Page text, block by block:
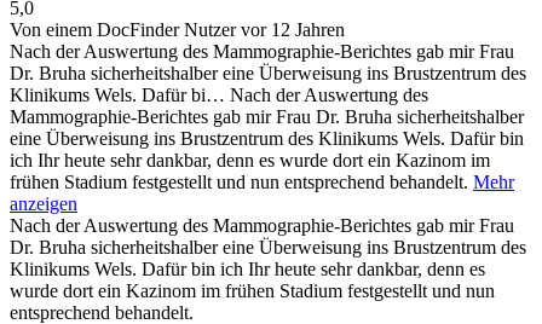
5,0
Von einem DocFinder Nutzervor 12 Jahren
Nach der Auswertung des Mammographie-Berichtes gab mir Frau
Dr. Bruha sicherheitshalber eine Überweisung ins Brustzentrum des
Klinikums Wels. Dafür bi… Nach der Auswertung des
Mammographie-Berichtes gab mir Frau Dr. Bruha sicherheitshalber
eine Überweisung ins Brustzentrum des Klinikums Wels. Dafür bin
ich Ihr heute sehr dankbar, denn es wurde dort ein Kazinom im
frühen Stadium festgestellt und nun entsprechend behandelt. Mehr
anzeigen
Nach der Auswertung des Mammographie-Berichtes gab mir Frau
Dr. Bruha sicherheitshalber eine Überweisung ins Brustzentrum des
Klinikums Wels. Dafür bin ich Ihr heute sehr dankbar, denn es
wurde dort ein Kazinom im frühen Stadium festgestellt und nun
entsprechend behandelt.